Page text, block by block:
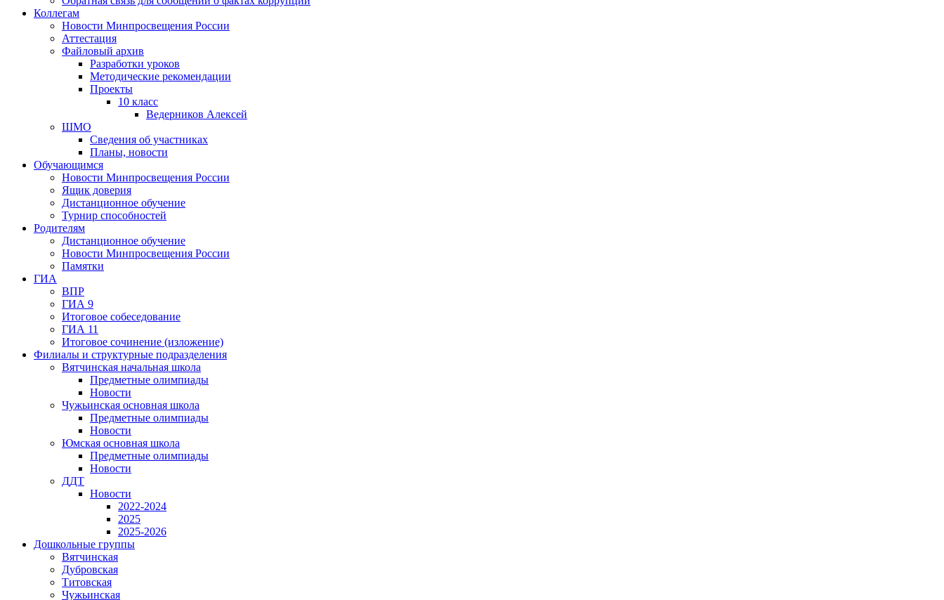
Коллегам
Новости Минпросвещения России
Аттестация
Файловый архив
Разработки уроков
Методические рекомендации
Проекты
10 класс
Ведерников Алексей
ШМО
Сведения об участниках
Планы, новости
Обучающимся
Новости Минпросвещения России
Ящик доверия
Дистанционное обучение
Турнир способностей
Родителям
Дистанционное обучение
Новости Минпросвещения России
Памятки
ГИА
ВПР
ГИА 9
Итоговое собеседование
ГИА 11
Итоговое сочинение (изложение)
Филиалы и структурные подразделения
Вятчинская начальная школа
Предметные олимпиады
Новости
Чужьинская основная школа
Предметные олимпиады
Новости
Юмская основная школа
Предметные олимпиады
Новости
ДДТ
Новости
2022-2024
2025
2025-2026
Дошкольные группы
Вятчинская
Дубровская
Титовская
Чужьинская